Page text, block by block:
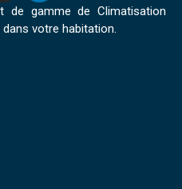
de gamme de Climatisation
votre habitation.